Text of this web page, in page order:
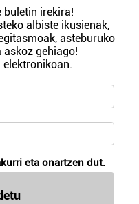
buletin irekira!
albiste ikusienak,
asteburuko
askoz gehiago!
eta onartzen dut.